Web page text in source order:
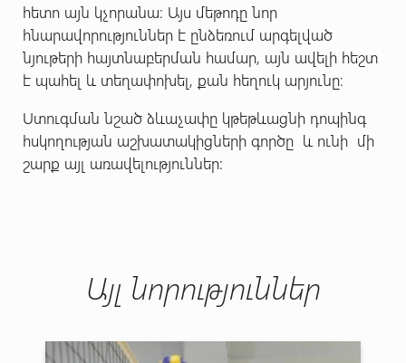
հետո այն կչորանա։ Այս մեթոդը նոր
հնարավորություններ է ընձեռում արգելված
նյութերի հայտնաբերման համար, այն ավելի հեշտ
է պահել և տեղափոխել, քան հեղուկ արյունը:
Ստուգման նշած ձևաչափը կթեթևացնի դոպինգ
հսկողության աշխատակիցների գործը և ունի մի
շարք այլ առավելություններ:
Այլ նորություններ